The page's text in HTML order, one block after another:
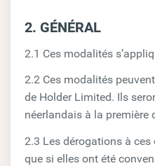
2. GÉNÉRAL
2.1 Ces modalités
2.2 Ces modalités
de Holder Limited. Ils
néerlandais à la première
2.3 Les dérogations à
que si elles ont été